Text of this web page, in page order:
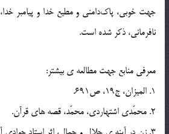
جهت خوبي، پاك‌دامني و مطيع خدا و پيامبر
نافرماني، ذكر شده است.
معرفي منابع جهت مطالعه ي بيشتر:
1. الميزان، ج19، ص691.
2. محمّدي اشتهاردي، محمّد، قصه هاي قرآن.